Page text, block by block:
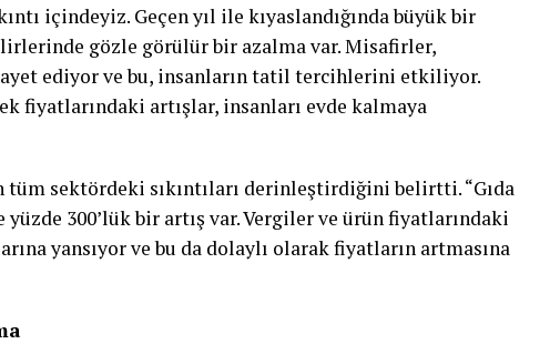
içindeyiz. Geçen yıl ile kıyaslandığında büyük bir
gözle görülür bir azalma var. Misafirler,
ediyor ve bu, insanların tatil tercihlerini etkiliyor.
fiyatlarındaki artışlar, insanları evde kalmaya
tüm sektördeki sıkıntıları derinleştirdiğini belirtti. “Gıda
300’lük bir artış var. Vergiler ve ürün fiyatlarındaki
yansıyor ve bu da dolaylı olarak fiyatların artmasına